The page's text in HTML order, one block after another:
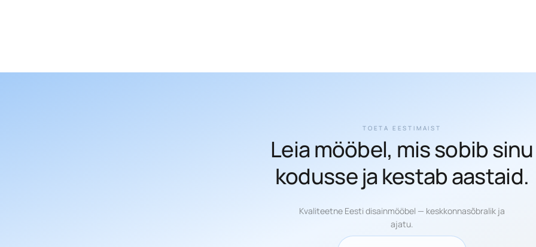
TOETA EESTIMAIST
Leia mööbel, mis sobib sinu
kodusse ja kestab aastaid.
Kvaliteetne Eesti disainmööbel — keskkonnasõbralik ja
ajatu.